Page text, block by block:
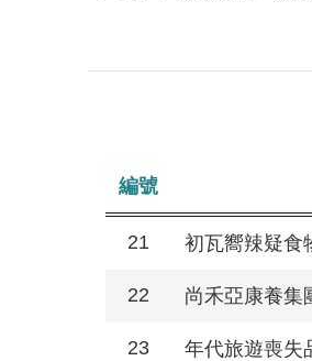
編號
21 初瓦嚮辣疑食
22 尚禾亞康養集
23 年代旅遊喪失